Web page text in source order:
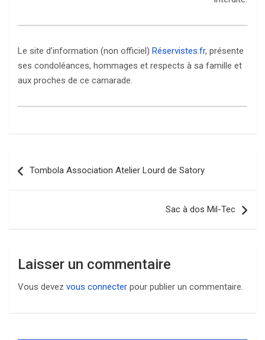
Le site d’information (non officiel) Réservistes.fr, présente
ses condoléances, hommages et respects à sa famille et
aux proches de ce camarade.
de
Tombola Association Atelier Lourd de Satory
Sac à dos Mil-Tec
Laisser un commentaire
Vous devez vous connecter pour publier un commentaire.